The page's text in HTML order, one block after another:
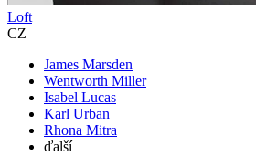
Loft
CZ
James Marsden
Wentworth Miller
Isabel Lucas
Karl Urban
Rhona Mitra
ďalší